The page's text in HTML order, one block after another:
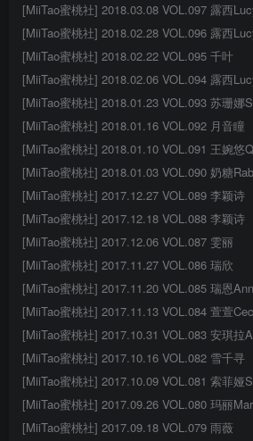
[MiiTao蜜桃社] 2018.03.08 VOL.097 露西
[MiiTao蜜桃社] 2018.02.28 VOL.096 露西
[MiiTao蜜桃社] 2018.02.22 VOL.095 千叶
[MiiTao蜜桃社] 2018.02.06 VOL.094 露西
[MiiTao蜜桃社] 2018.01.23 VOL.093 苏珊娜
[MiiTao蜜桃社] 2018.01.16 VOL.092 月音瞳
[MiiTao蜜桃社] 2018.01.10 VOL.091 王婉悠
[MiiTao蜜桃社] 2018.01.03 VOL.090 奶糖
[MiiTao蜜桃社] 2017.12.27 VOL.089 李颖诗
[MiiTao蜜桃社] 2017.12.18 VOL.088 李颖诗
[MiiTao蜜桃社] 2017.12.06 VOL.087 雯丽
[MiiTao蜜桃社] 2017.11.27 VOL.086 瑞欣
[MiiTao蜜桃社] 2017.11.20 VOL.085 瑞恩Ann
[MiiTao蜜桃社] 2017.11.13 VOL.084 萱萱
[MiiTao蜜桃社] 2017.10.31 VOL.083 安琪拉
[MiiTao蜜桃社] 2017.10.16 VOL.082 雪千寻
[MiiTao蜜桃社] 2017.10.09 VOL.081 索菲娅
[MiiTao蜜桃社] 2017.09.26 VOL.080 玛丽
[MiiTao蜜桃社] 2017.09.18 VOL.079 雨薇